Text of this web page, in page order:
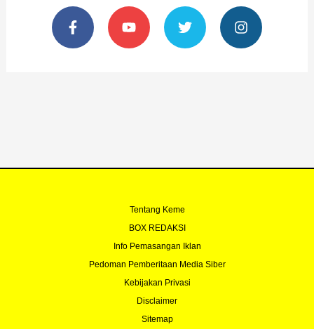
F
a
c
e
Y
o
u
t
T
w
i
t
I
n
s
t
Tentang Keme
BOX REDAKSI
Info Pemasangan Iklan
Pedoman Pemberitaan Media Siber
Kebijakan Privasi
Disclaimer
Sitemap